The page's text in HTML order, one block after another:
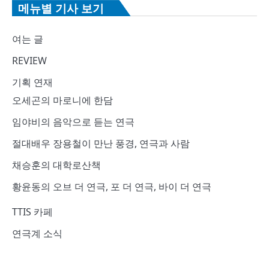
메뉴별 기사 보기
여는 글
REVIEW
기획 연재
오세곤의 마로니에 한담
임야비의 음악으로 듣는 연극
절대배우 장용철이 만난 풍경, 연극과 사람
채승훈의 대학로산책
황윤동의 오브 더 연극, 포 더 연극, 바이 더 연극
TTIS 카페
연극계 소식